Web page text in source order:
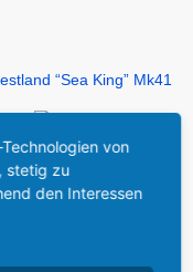
von
stetig zu
den Interessen